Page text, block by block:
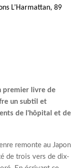
L’Harmattan, 89
premier livre de
un subtil et
de l'hôpital et de
remonte au Japon
de trois vers de dix-